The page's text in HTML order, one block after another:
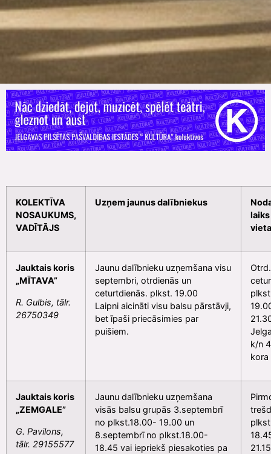
KOLEKTĪVA
NOSAUKUMS,
VADĪTĀJS
Uzņem jaunus dalībniekus
vieta
Jauktais koris
„MĪTAVA”
R. Gulbis, tālr.
26750349
Jaunu dalībnieku uzņemšana visu
septembri, otrdienās un
ceturtdienās. plkst. 19.00
Laipni aicināti visu balsu pārstāvji,
bet īpaši priecāsimies par
puišiem.
k/n
kora
Jauktais koris
„ZEMGALE”
G. Pavilons,
tālr. 29155577
Jaunu dalībnieku uzņemšana
visās balsu grupās 3.septembrī
no plkst.18.00- 19.00 un
8.septembrī no plkst.18.00-
18.45 vai iepriekš piesakoties pa